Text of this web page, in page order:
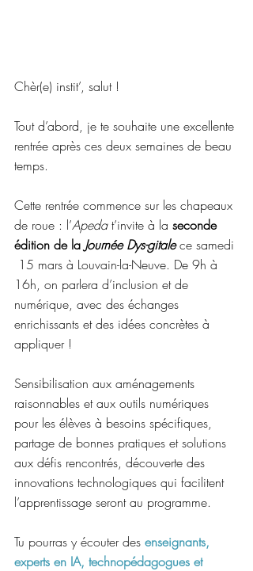
Chèr(e) instit’, salut !
Tout d’abord, je te souhaite une excellente
rentrée après ces deux semaines de beau
temps.
Cette rentrée commence sur les chapeaux
de roue : l’Apeda t’invite à la seconde
édition de la Journée Dys-gitale ce samedi
15 mars à Louvain-la-Neuve. De 9h à
16h, on parlera d’inclusion et de
numérique, avec des échanges
enrichissants et des idées concrètes à
appliquer !
Sensibilisation aux aménagements
raisonnables et aux outils numériques
pour les élèves à besoins spécifiques,
partage de bonnes pratiques et solutions
aux défis rencontrés, découverte des
innovations technologiques qui facilitent
l’apprentissage seront au programme.
Tu pourras y écouter des enseignants,
experts en IA, technopédagogues et